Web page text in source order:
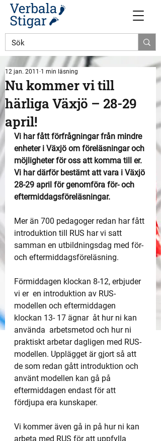
Nu kommer vi till
härliga Växjö – 28-29
april!
12 jan. 2011 1 min läsning
Vi har fått förfrågningar från mindre
enheter i Växjö om föreläsningar och
möjligheter för oss att komma till er.
Vi har därför bestämt att vara i Växjö
28-29 april för genomföra för- och
eftermiddagsföreläsningar.
Mer än 700 pedagoger redan har fått
introduktion till RUS har vi satt
samman en utbildningsdag med för-
och eftermiddagsföreläsning.
Förmiddagen klockan 8-12, erbjuder
vi er  en introduktion av RUS-
modellen och eftermiddagen
klockan 13- 17 ägnar  åt hur ni kan
använda  arbetsmetod och hur ni
praktiskt arbetar dagligen med RUS-
modellen. Upplägget är gjort så att
de som redan gått introduktion och
använt modellen kan gå på
eftermiddagen endast för att
fördjupa era kunskaper.
Vi kommer även gå in på hur ni kan
arbeta med RUS för att uppfylla